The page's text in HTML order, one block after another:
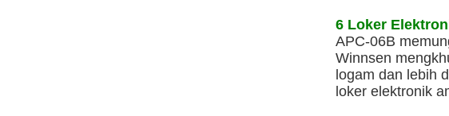
6 Loker
APC-06B
Winnsen
logam dan lebih
loker elektronik